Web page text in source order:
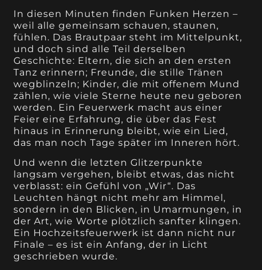
In diesen Minuten finden Funken Herzen –
weil alle gemeinsam schauen, staunen,
fühlen. Das Brautpaar steht im Mittelpunkt,
und doch sind alle Teil derselben
Geschichte: Eltern, die sich an den ersten
Tanz erinnern; Freunde, die stille Tränen
wegblinzeln; Kinder, die mit offenem Mund
zählen, wie viele Sterne heute neu geboren
werden. Ein Feuerwerk macht aus einer
Feier eine Erfahrung, die über das Fest
hinaus in Erinnerung bleibt, wie ein Lied,
das man noch Tage später im Inneren hört.
Und wenn die letzten Glitzerpunkte
langsam vergehen, bleibt etwas, das nicht
verblasst: ein Gefühl von „Wir“. Das
Leuchten hängt nicht mehr am Himmel,
sondern in den Blicken, in Umarmungen, in
der Art, wie Worte plötzlich sanfter klingen.
Ein Hochzeitsfeuerwerk ist dann nicht nur
Finale – es ist ein Anfang, der in Licht
geschrieben wurde.